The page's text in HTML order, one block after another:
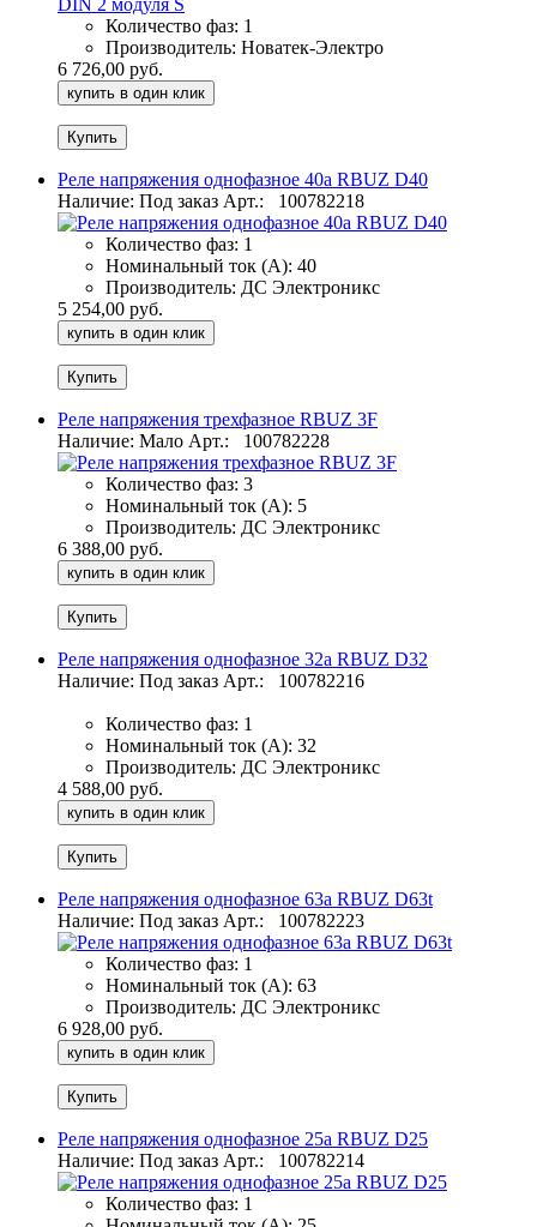
Количество фаз: 1
Производитель: Новатек-Электро
6 726,00 руб.
купить в один клик
Реле напряжения однофазное 40а RBUZ D40
Наличие: Под заказ Арт.: 100782218
Количество фаз: 1
Номинальный ток (А): 40
Производитель: ДС Электроникс
5 254,00 руб.
купить в один клик
Реле напряжения трехфазное RBUZ 3F
Наличие: Мало Арт.: 100782228
Количество фаз: 3
Номинальный ток (А): 5
Производитель: ДС Электроникс
6 388,00 руб.
купить в один клик
Реле напряжения однофазное 32а RBUZ D32
Наличие: Под заказ Арт.: 100782216
Количество фаз: 1
Номинальный ток (А): 32
Производитель: ДС Электроникс
4 588,00 руб.
купить в один клик
Реле напряжения однофазное 63а RBUZ D63t
Наличие: Под заказ Арт.: 100782223
Количество фаз: 1
Номинальный ток (А): 63
Производитель: ДС Электроникс
6 928,00 руб.
купить в один клик
Реле напряжения однофазное 25а RBUZ D25
Наличие: Под заказ Арт.: 100782214
Количество фаз: 1